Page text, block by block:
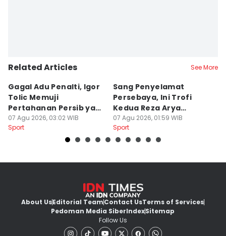
Related Articles See More
Gagal Adu Penalti, Igor
Tolic Memuji
Pertahanan Persib yang
Solid
07 Agu 2026, 03:02 WIB
Sport
Sang Penyelamat
Persebaya, Ini Trofi
Kedua Reza Arya
Bersama Tavares
07 Agu 2026, 01:59 WIB
Sport
About UsEditorial TeamContact UsTerms of Services
Pedoman Media SiberIndexSitemap
Follow Us